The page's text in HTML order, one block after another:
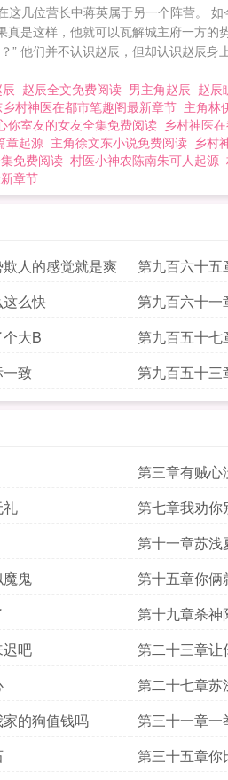
这几位营长中蒋英属于另一个阵营。
是这样，他就可以瓦解城主府一方
他们并不认识赵辰，但却认识赵辰
赵辰全文免费阅读 男主角赵辰 赵辰
村神医在都市笔趣阁最新章节 主角林
你室友的女友全集免费阅读 乡村神医
章起源 主角徐文东小说免费阅读 乡村
免费阅读 村医小神农陈南朱可人起源
章节
人的感觉就是爽 第九百六十五
么快 第九百六十一
大B 第九百五十七
致 第九百五十三
第三章有贼心
礼 第七章我劝你
第十一章苏浅
鬼 第十五章你俩
第十九章杀神
吧 第二十三章让
第二十七章苏
的狗值钱吗 第三十一章一
第三十五章你